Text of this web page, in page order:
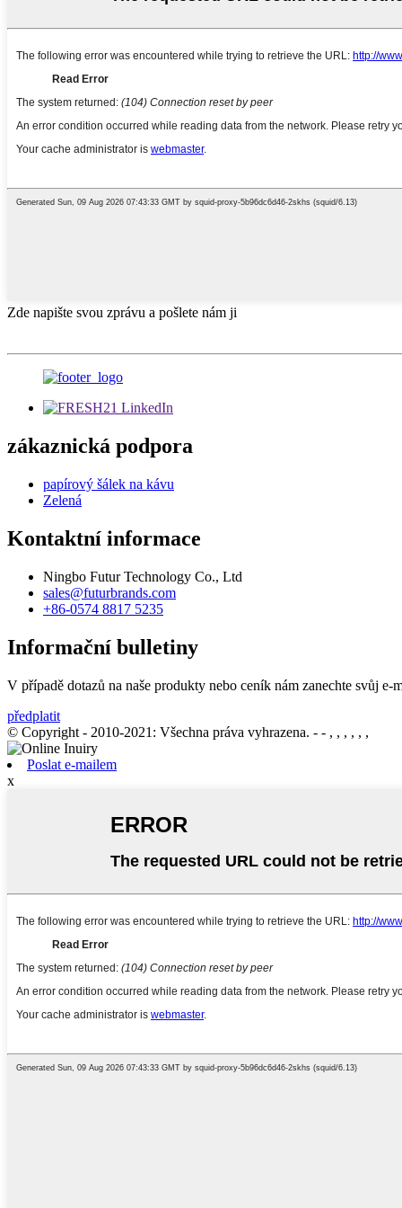
Zde napište svou zprávu a pošlete nám ji
zákaznická podpora
papírový šálek na kávu
Zelená
Kontaktní informace
Ningbo Futur Technology Co., Ltd
sales@futurbrands.com
+86-0574 8817 5235
Informační bulletiny
V případě dotazů na naše produkty nebo ceník nám zanechte svůj e-
předplatit
© Copyright - 2010-2021: Všechna práva vyhrazena. - - , , , , , ,
Poslat e-mailem
x